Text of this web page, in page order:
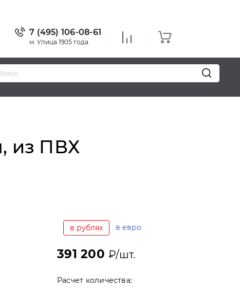
7 (495) 106-08-61
м. Улица 1905 года
из ПВХ
в рублях в евро
391 200₽/шт.
Расчет количества: